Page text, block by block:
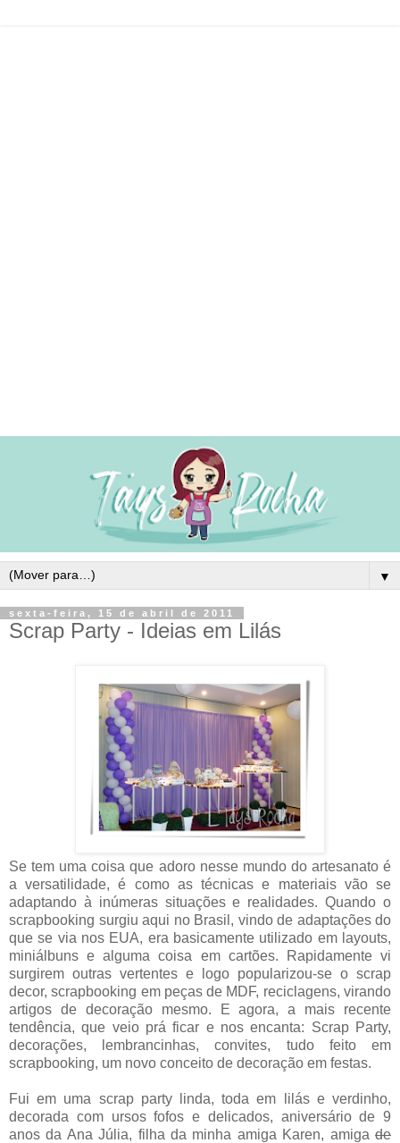
▼
sexta-feira, 15 de abril de 2011
Scrap Party - Ideias em Lilás
Se tem uma coisa que adoro nesse mundo do artesanato é
a versatilidade, é como as técnicas e materiais vão se
adaptando à inúmeras situações e realidades. Quando o
scrapbooking surgiu aqui no Brasil, vindo de adaptações do
que se via nos EUA, era basicamente utilizado em layouts,
miniálbuns e alguma coisa em cartões. Rapidamente vi
surgirem outras vertentes e logo popularizou-se o scrap
decor, scrapbooking em peças de MDF, reciclagens, virando
artigos de decoração mesmo. E agora, a mais recente
tendência, que veio prá ficar e nos encanta: Scrap Party,
decorações, lembrancinhas, convites, tudo feito em
scrapbooking, um novo conceito de decoração em festas.
Fui em uma scrap party linda, toda em lilás e verdinho,
decorada com ursos fofos e delicados, aniversário de 9
anos da Ana Júlia, filha da minha amiga Karen, amiga de